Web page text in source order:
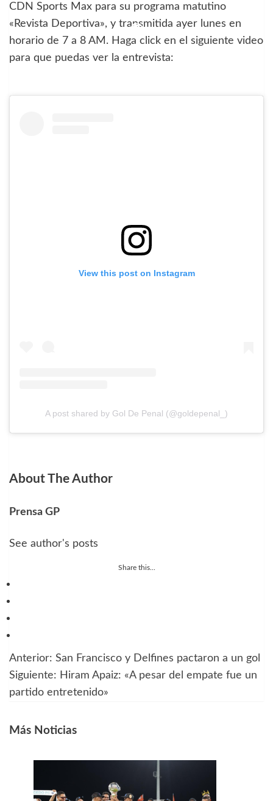
CDN Sports Max para su programa matutino
«Revista Deportiva», y transmitida ayer lunes en
horario de 7 a 8 AM. Haga click en el siguiente video
para que puedas ver la entrevista:
View this post on Instagram
A post shared by Gol De Penal (@goldepenal_)
About The Author
Prensa GP
See author's posts
Share this...
Navegación
de
Anterior: San Francisco y Delfines pactaron a un gol
Siguiente: Hiram Apaiz: «A pesar del empate fue un
partido entretenido»
Más Noticias